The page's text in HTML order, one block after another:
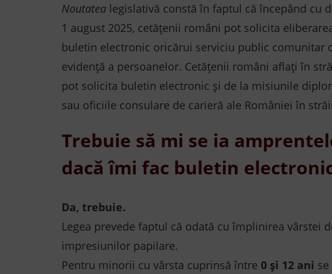
Noutatea legislativă constă în faptul că începând cu
1 august 2025, cetățenii români pot solicita
buletin electronic oricărui serviciu public comunitar
evidență a persoanelor. Cetățenii români aflați în
pot solicita buletin electronic și de la misiunile
sau oficiile consulare de carieră ale României în
Trebuie să mi se ia
dacă îmi fac buletin
Da, trebuie.
Legea prevede faptul că odată cu împlinirea vârstei
impresiunilor papilare.
Pentru minorii cu vârsta cuprinsă între 0 și 12 ani